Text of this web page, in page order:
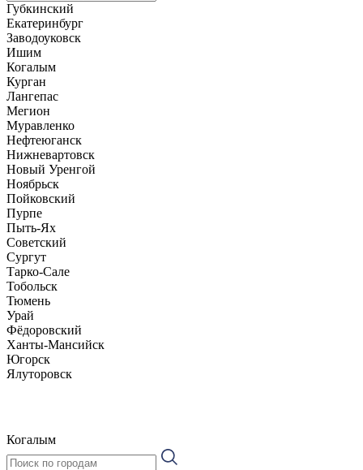
Губкинский
Екатеринбург
Заводоуковск
Ишим
Когалым
Курган
Лангепас
Мегион
Муравленко
Нефтеюганск
Нижневартовск
Новый Уренгой
Ноябрьск
Пойковский
Пурпе
Пыть-Ях
Советский
Сургут
Тарко-Сале
Тобольск
Тюмень
Урай
Фёдоровский
Ханты-Мансийск
Югорск
Ялуторовск
Когалым